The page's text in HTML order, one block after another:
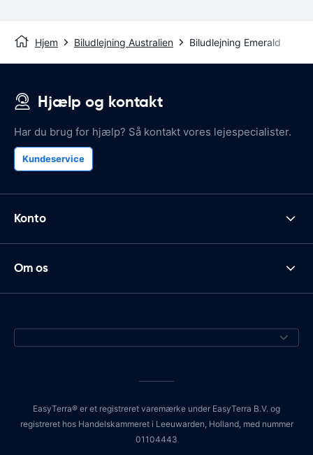
Hjem Biludlejning Australien Biludlejning Emerald
Hjælp og kontakt
Har du brug for hjælp? Så kontakt vores lejespecialister.
Kundeservice
Konto
Om os
EasyTerra® er et registreret varemærke under EasyTerra B.V. og
registreret hos Handelskammeret i Leeuwarden, Holland, med nummer
01104443